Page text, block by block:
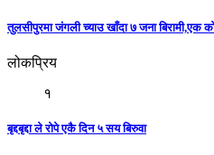
तुलसीपुरमा जंगली च्याउ खाँदा ७ जना बिरामी,एक
लोकप्रिय
१
बृद्दबृद्दा ले रोपे एकै दिन ५ सय बिरुवा